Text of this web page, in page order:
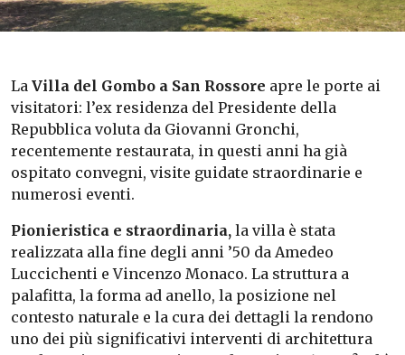
La Villa del Gombo a San Rossore apre le porte ai
visitatori: l’ex residenza del Presidente della
Repubblica voluta da Giovanni Gronchi,
recentemente restaurata, in questi anni ha già
ospitato convegni, visite guidate straordinarie e
numerosi eventi.
Pionieristica e straordinaria, la villa è stata
realizzata alla fine degli anni ’50 da Amedeo
Luccichenti e Vincenzo Monaco. La struttura a
palafitta, la forma ad anello, la posizione nel
contesto naturale e la cura dei dettagli la rendono
uno dei più significativi interventi di architettura